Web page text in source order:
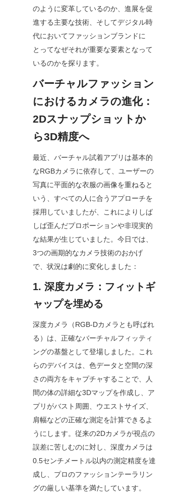
のように変革しているのか、進展を促
進する主要な技術、そしてデジタル時
代においてファッションブランドに
とってなぜそれが重要な要素となって
いるのかを探ります。
バーチャルファッション
におけるカメラの進化：
2Dスナップショットか
ら3D精度へ
最近、バーチャル試着アプリは基本的
なRGBカメラに依存して、ユーザーの
写真に平面的な衣服の画像を重ねると
いう、すべての人に合うアプローチを
採用していましたが、これによりしば
しば歪んだプロポーションや非現実的
な結果が生じていました。今日では、
3つの画期的なカメラ技術のおかげ
で、状況は劇的に変化しました：
1. 深度カメラ：フィットギ
ャップを埋める
深度カメラ（RGB-Dカメラとも呼ばれ
る）は、正確なバーチャルフィッティ
ングの基盤として登場しました。これ
らのデバイスは、色データと空間の深
さの両方をキャプチャすることで、人
間の体の詳細な3Dマップを作成し、ア
プリがバスト周囲、ウエストサイズ、
肩幅などの正確な測定を計算できるよ
うにします。従来の2Dカメラが視点の
誤差に苦しむのに対し、深度カメラは
0.5センチメートル以内の測定精度を達
成し、プロのファッションテーラリン
グの厳しい基準を満たしています。